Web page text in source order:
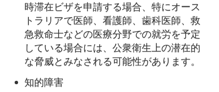
時滞在ビザを申請する場合、特にオース
トラリアで医師、看護師、歯科医師、救
急救命士などの医療分野での就労を予定
している場合には、公衆衛生上の潜在的
な脅威とみなされる可能性があります。
知的障害